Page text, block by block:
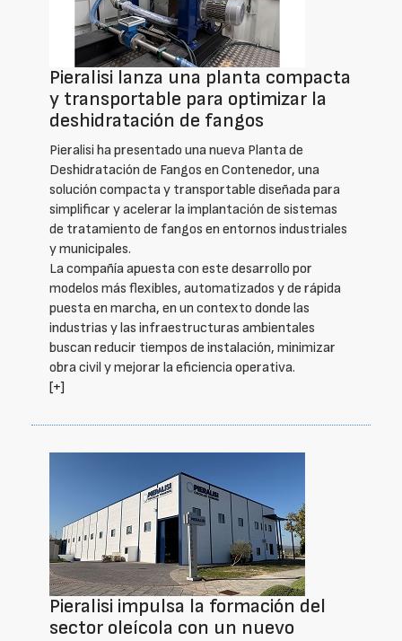
Pieralisi lanza una planta compacta
y transportable para optimizar la
deshidratación de fangos
Pieralisi ha presentado una nueva Planta de
Deshidratación de Fangos en Contenedor, una
solución compacta y transportable diseñada para
simplificar y acelerar la implantación de sistemas
de tratamiento de fangos en entornos industriales
y municipales.
La compañía apuesta con este desarrollo por
modelos más flexibles, automatizados y de rápida
puesta en marcha, en un contexto donde las
industrias y las infraestructuras ambientales
buscan reducir tiempos de instalación, minimizar
obra civil y mejorar la eficiencia operativa.
[+]
Pieralisi impulsa la formación del
sector oleícola con un nuevo